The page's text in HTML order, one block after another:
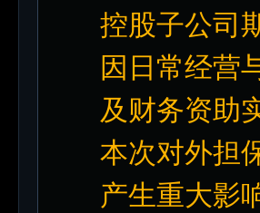
控股子公司
因日常经营
及财务资助
本次对外担
产生重大影